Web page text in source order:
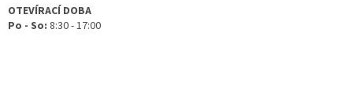
OTEVÍRACÍ DOBA
Po - So: 8:30 - 17:00